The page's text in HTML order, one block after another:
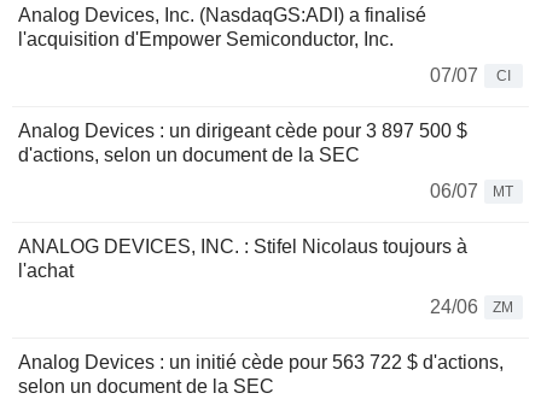
Analog Devices, Inc. (NasdaqGS:ADI) a finalisé
l'acquisition d'Empower Semiconductor, Inc.
07/07
CI
Analog Devices : un dirigeant cède pour 3 897 500 $
d'actions, selon un document de la SEC
06/07
MT
ANALOG DEVICES, INC. : Stifel Nicolaus toujours à
l'achat
24/06
ZM
Analog Devices : un initié cède pour 563 722 $ d'actions,
selon un document de la SEC